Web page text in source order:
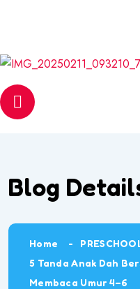
Blog
Home
5 Tanda Anak Dah
Membaca Umur 4–6